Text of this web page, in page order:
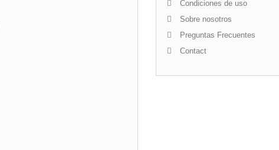
Condiciones de uso
Sobre nosotros
Preguntas Frecuentes
Contact